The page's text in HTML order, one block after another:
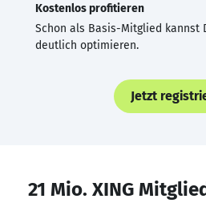
Kostenlos profitieren
Schon als Basis-Mitglied kannst
deutlich optimieren.
Jetzt
21 Mio. XING